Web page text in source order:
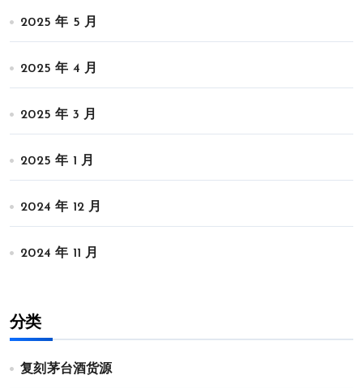
2025 年 5 月
2025 年 4 月
2025 年 3 月
2025 年 1 月
2024 年 12 月
2024 年 11 月
分类
复刻茅台酒货源